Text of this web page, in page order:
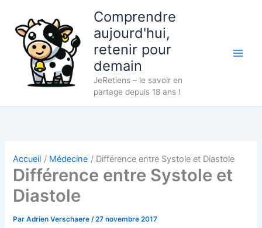
contenu
Comprendre
aujourd'hui,
retenir pour
demain
JeRetiens – le savoir en
partage depuis 18 ans !
Accueil Médecine Différence entre Systole et Diastole
Différence entre Systole et
Diastole
ParAdrien Verschaere/27 novembre 2017